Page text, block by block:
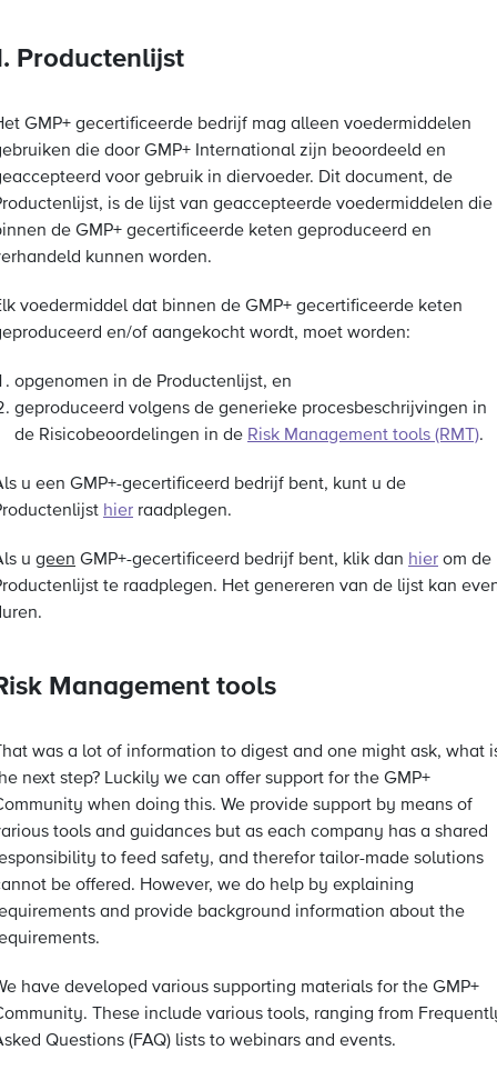
Productenlijst
GMP+ gecertificeerde bedrijf mag alleen voedermiddelen
die door GMP+ International zijn beoordeeld en
voor gebruik in diervoeder. Dit document, de
is de lijst van geaccepteerde voedermiddelen die
de GMP+ gecertificeerde keten geproduceerd en
kunnen worden.
voedermiddel dat binnen de GMP+ gecertificeerde keten
en/of aangekocht wordt, moet worden:
opgenomen in de Productenlijst, en
geproduceerd volgens de generieke procesbeschrijvingen in
de Risicobeoordelingen in de Risk Management tools (RMT).
u een GMP+-gecertificeerd bedrijf bent, kunt u de
hier raadplegen.
u geen GMP+-gecertificeerd bedrijf bent, klik dan hier om de
te raadplegen. Het genereren van de lijst kan
Management tools
was a lot of information to digest and one might ask, what
next step? Luckily we can offer support for the GMP+
when doing this. We provide support by means of
tools and guidances but as each company has a shared
to feed safety, and therefor tailor-made solutions
be offered. However, we do help by explaining
and provide background information about the
have developed various supporting materials for the GMP+
These include various tools, ranging from
Questions (FAQ) lists to webinars and events.